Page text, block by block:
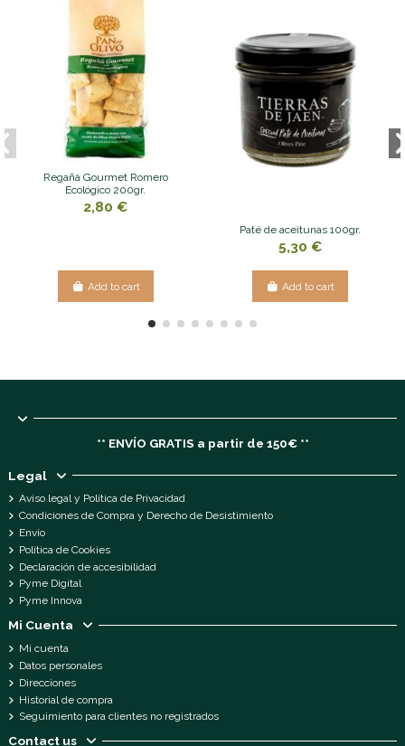
Regañá Gourmet Romero
Ecológico 200gr.
2,80 €
Add to cart
Paté de aceitunas 100gr.
5,30 €
Add to cart
** ENVÍO GRATIS a partir de 150€ **
Legal
Aviso legal y Política de Privacidad
Condiciones de Compra y Derecho de Desistimiento
Envío
Política de Cookies
Declaración de accesibilidad
Pyme Digital
Pyme Innova
Mi Cuenta
Mi cuenta
Datos personales
Direcciones
Historial de compra
Seguimiento para clientes no registrados
Contact us